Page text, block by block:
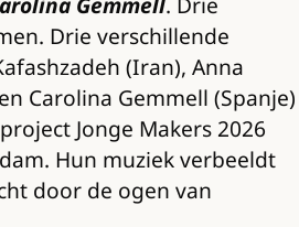
Drie verschillende
(Iran), Anna
Carolina Gemmell (Spanje)
Jonge Makers 2026
Hun muziek verbeeldt
door de ogen van